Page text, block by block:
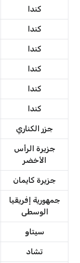
كندا
كندا
كندا
كندا
كندا
كندا
جزر الكناري
جزيرة الرأس
الأخضر
جزيرة كايمان
جمهورية إفريقيا
الوسطى
سيتاو
تشاد